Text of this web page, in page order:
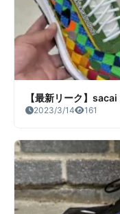
【最新リーク】
2023/3/14 161